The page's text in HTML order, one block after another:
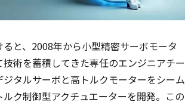
と、2008年から小型精密サーボモータ
術を蓄積してきた専任のエンジニアチー
タルサーボと高トルクモーターをシーム
ルク制御型アクチュエーターを開発。この